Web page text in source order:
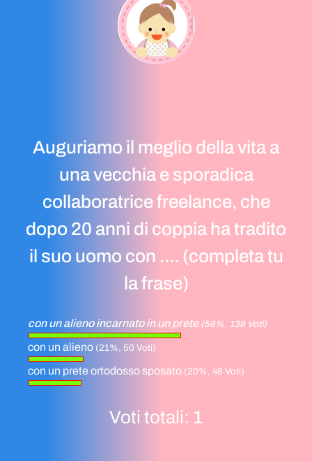
Auguriamo il meglio della vita a
una vecchia e sporadica
collaboratrice freelance, che
dopo 20 anni di coppia ha tradito
il suo uomo con .... (completa tu
la frase)
con un alieno incarnato in un prete (58%, 138 Voti)
con un alieno (21%, 50 Voti)
con un prete ortodosso sposato (20%, 48 Voti)
Voti totali: 1